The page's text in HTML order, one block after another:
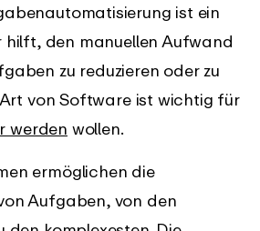
ist ein
hilft, den manuellen Aufwand
zu reduzieren oder zu
Art von Software ist wichtig für
werden wollen.
ermöglichen die
Aufgaben, von den